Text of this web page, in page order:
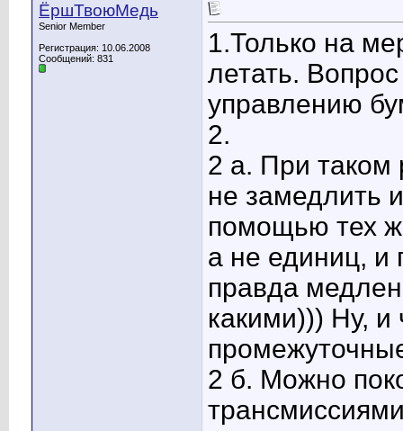
ЁршТвоюМедь
Senior Member
Регистрация: 10.06.2008
Сообщений: 831
1.Только на
летать.
управлению
2.
2 а. При таком
не замедлить
помощью тех
а не единиц,
правда
какими))) Ну, и
2 б. Можно